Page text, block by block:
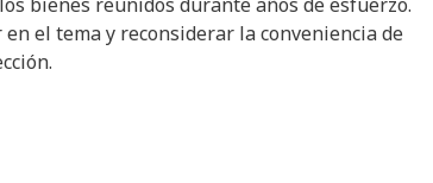
bienes reunidos durante años de esfuerzo.
el tema y reconsiderar la conveniencia de